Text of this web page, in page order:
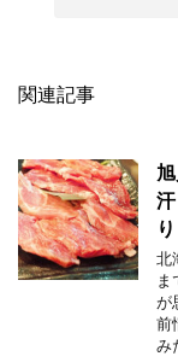
関連記事
北
ま
が
前
み